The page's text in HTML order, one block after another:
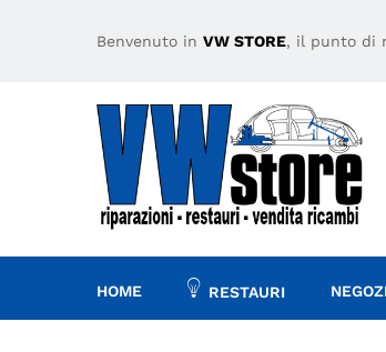
Benvenuto in VW STORE, il punto di
HOME RESTAURI
Descrizione Specifiche